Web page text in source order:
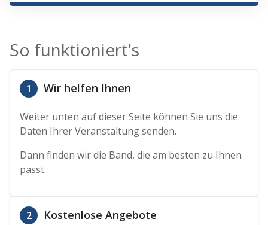
So funktioniert's
1 Wir helfen Ihnen
Weiter unten auf dieser Seite können Sie uns die
Daten Ihrer Veranstaltung senden.
Dann finden wir die Band, die am besten zu Ihnen
passt.
2 Kostenlose Angebote